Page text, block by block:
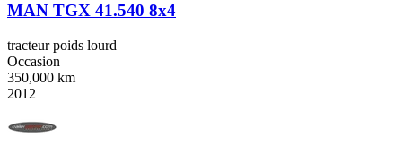
MAN TGX 41.540 8x4
tracteur poids lourd
Occasion
350,000 km
2012